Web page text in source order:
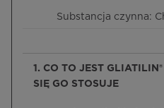
Substancja czynna:
1. CO TO JEST
SIĘ GO STOSUJE